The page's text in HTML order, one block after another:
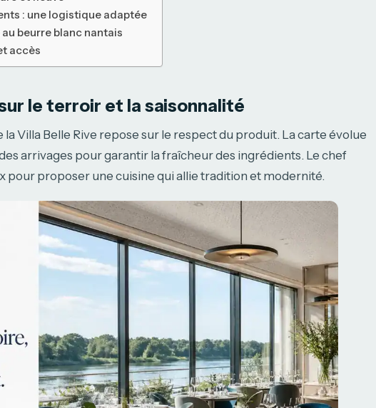
: une logistique adaptée
beurre blanc nantais
accès
le terroir et la saisonnalité
Villa Belle Rive repose sur le respect du produit. La carte évolue
arrivages pour garantir la fraîcheur des ingrédients. Le chef
pour proposer une cuisine qui allie tradition et modernité.